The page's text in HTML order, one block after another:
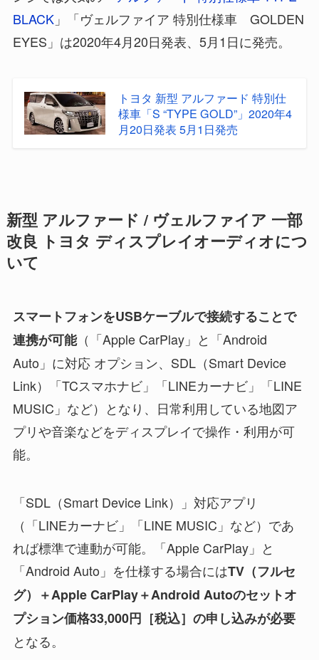
BLACK」「ヴェルファイア 特別仕様車 GOLDEN
EYES」は2020年4月20日発表、5月1日に発売。
トヨタ 新型 アルファード 特別仕
様車「S “TYPE GOLD”」2020年4
月20日発表 5月1日発売
新型 アルファード / ヴェルファイア 一部
改良 トヨタ ディスプレイオーディオにつ
いて
スマートフォンをUSBケーブルで接続することで
連携が可能（「Apple CarPlay」と「Android
Auto」に対応 オプション、SDL（Smart Device
Link）「TCスマホナビ」「LINEカーナビ」「LINE
MUSIC」など）となり、日常利用している地図ア
プリや音楽などをディスプレイで操作・利用が可
能。
「SDL（Smart Device Link）」対応アプリ
（「LINEカーナビ」「LINE MUSIC」など）であ
れば標準で連動が可能。「Apple CarPlay」と
「Android Auto」を仕様する場合にはTV（フルセ
グ）＋Apple CarPlay＋Android Autoのセットオ
プション価格33,000円［税込］の申し込みが必要
となる。